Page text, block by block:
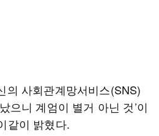
의 사회관계망서비스(SNS)
으니 계엄이 별거 아닌 것’이
같이 밝혔다.